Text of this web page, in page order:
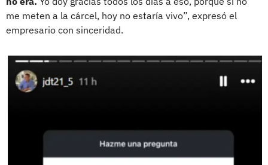
me meten a la cárcel, hoy no estaría vivo”, expresó el
empresario con sinceridad.